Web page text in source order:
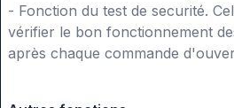
- Fonction du test de securité.
vérifier le bon fonctionnement
après chaque commande